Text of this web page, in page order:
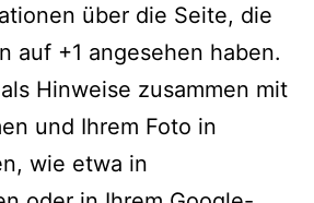
über die Seite, die
auf +1 angesehen haben.
Hinweise zusammen mit
und Ihrem Foto in
wie etwa in